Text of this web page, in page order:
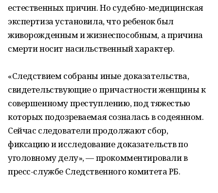
естественных причин. Но судебно-медицинская
экспертиза установила, что ребенок был
живорожденным и жизнеспособным, а причина
смерти носит насильственный характер.
«Следствием собраны иные доказательства,
свидетельствующие о причастности женщины к
совершенному преступлению, под тяжестью
которых подозреваемая созналась в содеянном.
Сейчас следователи продолжают сбор,
фиксацию и исследование доказательств по
уголовному делу», — прокомментировали в
пресс-службе Следственного комитета РБ.